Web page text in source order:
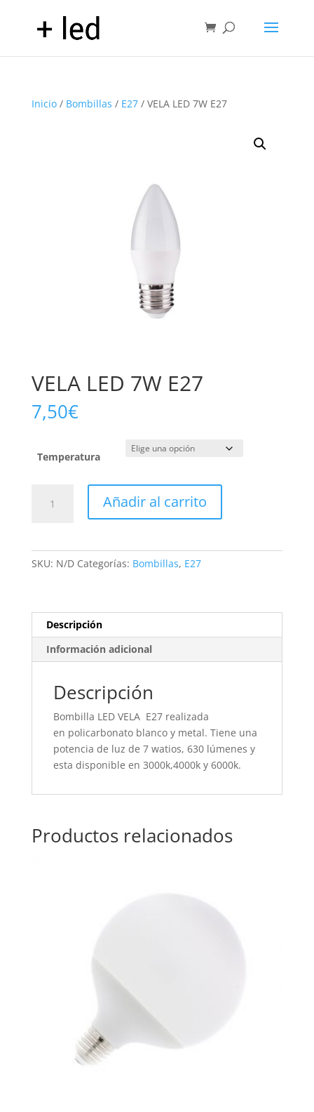
Inicio/ Bombillas / E27/ VELA LED 7W E27
VELA LED 7W E27
7,50€
Temperatura
Añadir al carrito
SKU: N/D Categorías: Bombillas, E27
Descripción
Información adicional
Descripción
Bombilla LED VELA E27 realizada
en policarbonato blanco y metal. Tiene una
potencia de luz de 7 watios, 630 lúmenes y
esta disponible en 3000k,4000k y 6000k.
Productos relacionados